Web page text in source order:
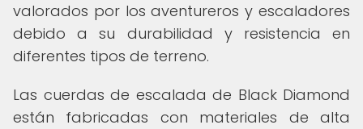
valorados por los aventureros y escaladores
debido a su durabilidad y resistencia en
diferentes tipos de terreno.
Las cuerdas de escalada de Black Diamond
están fabricadas con materiales de alta